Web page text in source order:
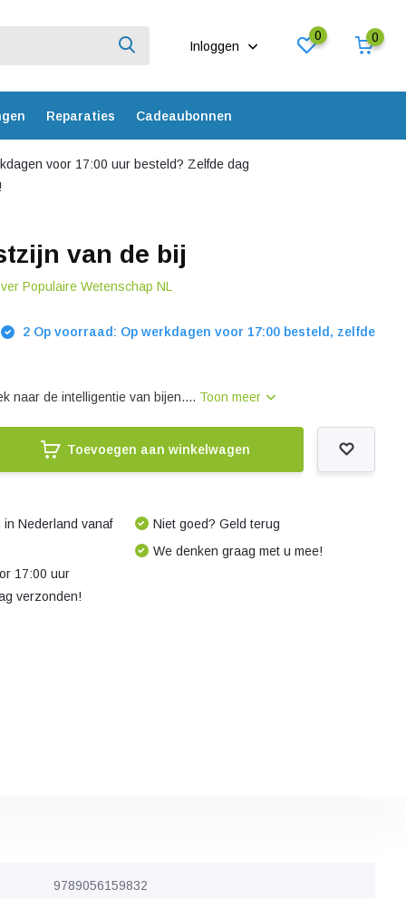
Inloggen
0 0
Reparaties Cadeaubonnen
voor 17:00 uur besteld? Zelfde dag
van de bij
Populaire Wetenschap NL
2 Op voorraad: Op werkdagen voor 17:00 besteld, zelfde
naar de intelligentie van bijen.... Toon meer
Toevoegen aan winkelwagen
Nederland vanaf
17:00 uur
verzonden!
Niet goed? Geld terug
We denken graag met u mee!
9789056159832